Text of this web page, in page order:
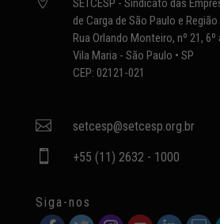
SETCESP - Sindicato das
de Carga de São Paulo e Região
Rua Orlando Monteiro, nº 21, 6º
Vila Maria - São Paulo • SP
CEP: 02121-021
 setcesp@setcesp.org.br
 +55 (11) 2632 - 1000
Siga-nos